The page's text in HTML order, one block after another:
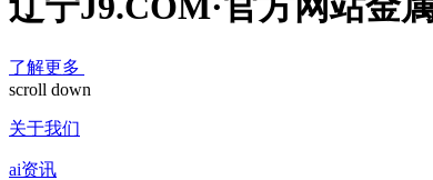
了解更多
scroll down
关于我们
ai资讯